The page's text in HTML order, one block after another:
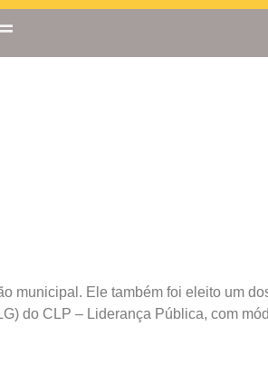
municipal. Ele também foi eleito um
do CLP – Liderança Pública, com